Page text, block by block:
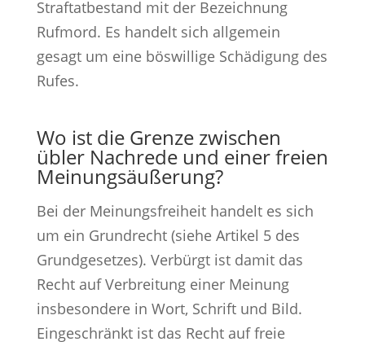
Straftatbestand mit der Bezeichnung
Rufmord. Es handelt sich allgemein
gesagt um eine böswillige Schädigung des
Rufes.
Wo ist die Grenze zwischen
übler Nachrede und einer freien
Meinungsäußerung?
Bei der Meinungsfreiheit handelt es sich
um ein Grundrecht (siehe Artikel 5 des
Grundgesetzes). Verbürgt ist damit das
Recht auf Verbreitung einer Meinung
insbesondere in Wort, Schrift und Bild.
Eingeschränkt ist das Recht auf freie